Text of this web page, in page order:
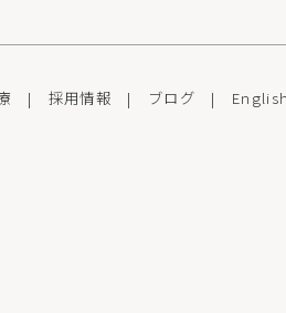
| 採用情報 | ブログ | English